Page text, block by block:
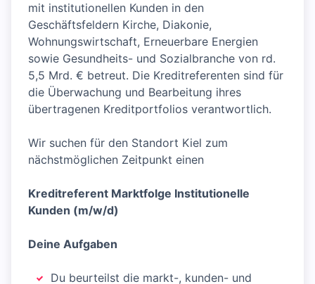
mit institutionellen Kunden in den
Geschäftsfeldern Kirche, Diakonie,
Wohnungswirtschaft, Erneuerbare Energien
sowie Gesundheits- und Sozialbranche von rd.
5,5 Mrd. € betreut. Die Kreditreferenten sind für
die Überwachung und Bearbeitung ihres
übertragenen Kreditportfolios verantwortlich.
Wir suchen für den Standort Kiel zum
nächstmöglichen Zeitpunkt einen
Kreditreferent Marktfolge Institutionelle
Kunden (m/w/d)
Deine Aufgaben
Du beurteilst die markt-, kunden- und